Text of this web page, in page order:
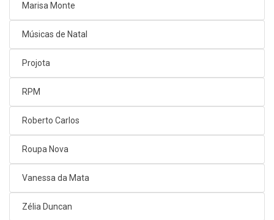
Marisa Monte
Músicas de Natal
Projota
RPM
Roberto Carlos
Roupa Nova
Vanessa da Mata
Zélia Duncan